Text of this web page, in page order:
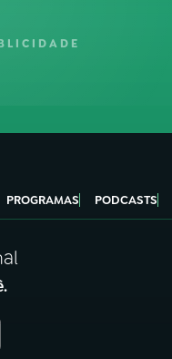
PROGRAMAS PODCASTS